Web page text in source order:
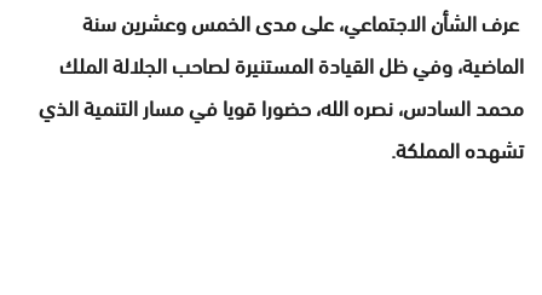
عرف الشأن الاجتماعي، على مدى الخمس وعشرين سنة
الماضية، وفي ظل القيادة المستنيرة لصاحب الجلالة الملك
محمد السادس، نصره الله، حضورا قويا في مسار التنمية الذي
تشهده المملكة.